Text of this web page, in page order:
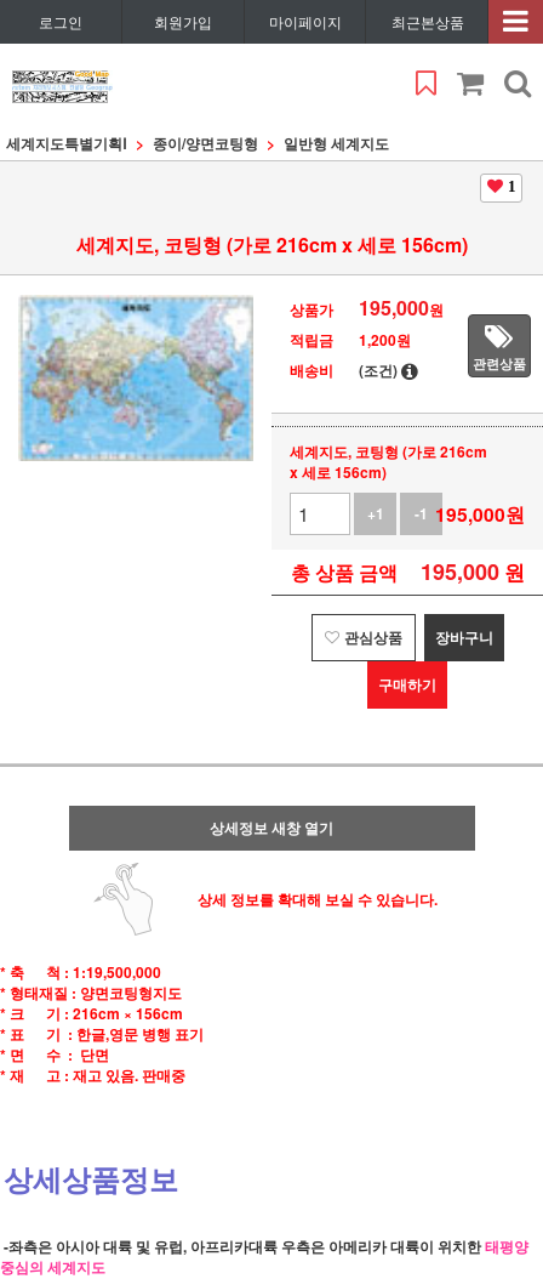
로그인 회원가입 마이페이지 최근본상품
세계지도특별기획Ⅰ 종이/양면코팅형 일반형 세계지도
1
세계지도, 코팅형 (가로 216cm x 세로 156cm)
상품가 195,000원
적립금
1,200원
배송비
(조건) 관련상품
세계지도, 코팅형 (가로 216cm
x 세로 156cm)
+1
-1 195,000원
총 상품 금액 195,000 원
관심상품 장바구니
구매하기
상세정보 새창 열기
상세 정보를 확대해 보실 수 있습니다.
* 축 척 : 1:19,500,000
* 형태재질 : 양면코팅형지도
* 크 기 : 216cm × 156cm
* 표 기 : 한글,영문 병행 표기
* 면 수 : 단면
* 재 고 : 재고 있음. 판매중
상세상품정보
-좌측은 아시아 대륙 및 유럽, 아프리카대륙 우측은 아메리카 대륙이 위치한태평양
중심의 세계지도